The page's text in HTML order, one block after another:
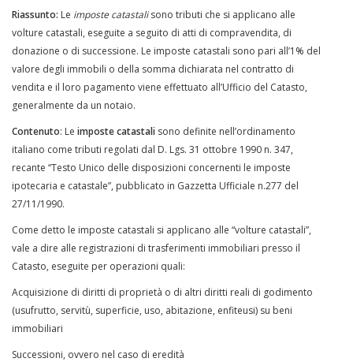
Riassunto: Le imposte catastalisono tributi che si applicano alle
volture catastali, eseguite a seguito di atti di compravendita, di
donazione o di successione. Le imposte catastali sono pari all’1% del
valore degli immobili o della somma dichiarata nel contratto di
vendita e il loro pagamento viene effettuato all’Ufficio del Catasto,
generalmente da un notaio.
Contenuto: Le imposte catastali sono definite nell’ordinamento
italiano come tributi regolati dal D. Lgs. 31 ottobre 1990 n. 347,
recante “Testo Unico delle disposizioni concernenti le imposte
ipotecaria e catastale”, pubblicato in Gazzetta Ufficiale n.277 del
27/11/1990.
Come detto le imposte catastali si applicano alle “volture catastali”,
vale a dire alle registrazioni di trasferimenti immobiliari presso il
Catasto, eseguite per operazioni quali:
Acquisizione di diritti di proprietà o di altri diritti reali di godimento
(usufrutto, servitù, superficie, uso, abitazione, enfiteusi) su beni
immobiliari
Successioni, ovvero nel caso di eredità